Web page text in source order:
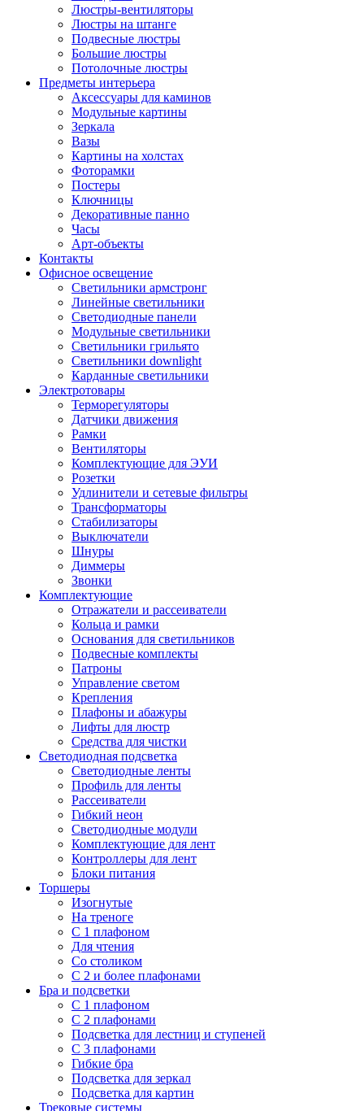
Люстры-вентиляторы
Люстры на штанге
Подвесные люстры
Большие люстры
Потолочные люстры
Предметы интерьера
Аксессуары для каминов
Модульные картины
Зеркала
Вазы
Картины на холстах
Фоторамки
Постеры
Ключницы
Декоративные панно
Часы
Арт-объекты
Контакты
Офисное освещение
Светильники армстронг
Линейные светильники
Светодиодные панели
Модульные светильники
Светильники грильято
Светильники downlight
Карданные светильники
Электротовары
Терморегуляторы
Датчики движения
Рамки
Вентиляторы
Комплектующие для ЭУИ
Розетки
Удлинители и сетевые фильтры
Трансформаторы
Стабилизаторы
Выключатели
Шнуры
Диммеры
Звонки
Комплектующие
Отражатели и рассеиватели
Кольца и рамки
Основания для светильников
Подвесные комплекты
Патроны
Управление светом
Крепления
Плафоны и абажуры
Лифты для люстр
Средства для чистки
Светодиодная подсветка
Светодиодные ленты
Профиль для ленты
Рассеиватели
Гибкий неон
Светодиодные модули
Комплектующие для лент
Контроллеры для лент
Блоки питания
Торшеры
Изогнутые
На треноге
С 1 плафоном
Для чтения
Со столиком
С 2 и более плафонами
Бра и подсветки
С 1 плафоном
С 2 плафонами
Подсветка для лестниц и ступеней
С 3 плафонами
Гибкие бра
Подсветка для зеркал
Подсветка для картин
Трековые системы